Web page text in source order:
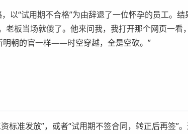
以“试用期不合格”为由辞退了一位怀孕的员工。结
板当场就傻了。他来问我，我打开那个网页一看
明朝的官一样——时空穿越，全是空砍。”
准发放”，或者“试用期不签合同，转正后再签”